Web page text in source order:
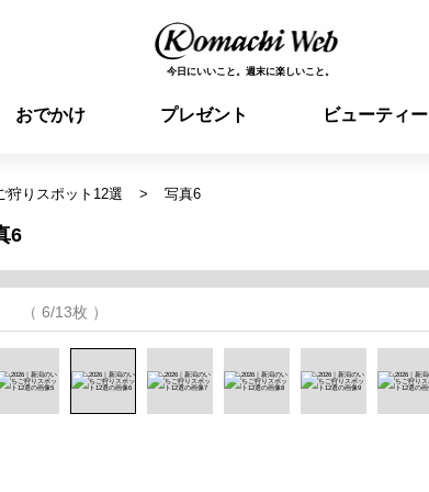
今日にいいこと。週末に楽しいこと。
おでかけ プレゼント ビューティー
狩りスポット12選 写真6
6
（ 6/13枚 ）